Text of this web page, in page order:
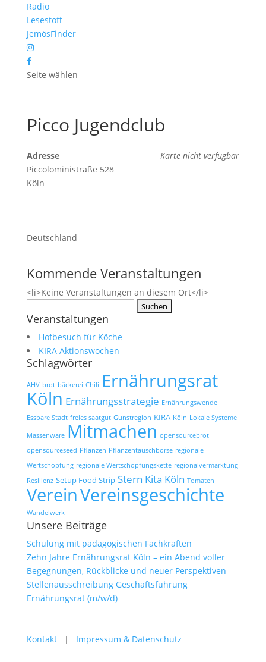
Radio
Lesestoff
JemösFinder
Seite wählen
Picco Jugendclub
Karte nicht verfügbar
Adresse
Piccoloministraße 528
Köln
Deutschland
Kommende Veranstaltungen
<li>Keine Veranstaltungen an diesem Ort</li>
nach:
Veranstaltungen
Hofbesuch für Köche
KIRA Aktionswochen
Schlagwörter
AHV brot bäckerei Chili Ernährungsrat
Köln Ernährungsstrategie Ernährungswende
Essbare Stadt freies saatgut Gunstregion KIRA Köln Lokale Systeme
Massenware Mitmachen opensourcebrot
opensourceseed Pflanzen Pflanzentauschbörse regionale
Wertschöpfung regionale Wertschöpfungskette regionalvermarktung
Resilienz Setup Food Strip Stern Kita Köln Tomaten
VereinVereinsgeschichte
Wandelwerk
Unsere Beiträge
Schulung mit pädagogischen Fachkräften
Zehn Jahre Ernährungsrat Köln – ein Abend voller
Begegnungen, Rückblicke und neuer Perspektiven
Stellenausschreibung Geschäftsführung
Ernährungsrat (m/w/d)
Kontakt | Impressum & Datenschutz